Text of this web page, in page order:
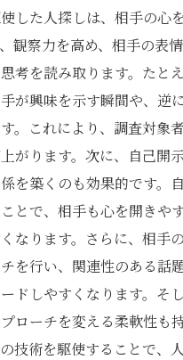
した人探しは、相手の心
観察力を高め、相手の表
考を読み取ります。たと
が興味を示す瞬間や、逆
。これにより、調査対象
がります。次に、自己開
を築くのも効果的です。
とで、相手も心を開きや
なります。さらに、相手
を行い、関連性のある話
ドしやすくなります。そ
ローチを変える柔軟性も
技術を駆使することで、